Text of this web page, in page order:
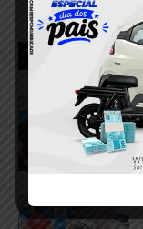
RELACIONADOS